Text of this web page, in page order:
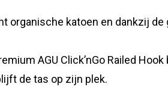
organische katoen en dankzij
AGU Click’nGo Railed
de tas op zijn plek.